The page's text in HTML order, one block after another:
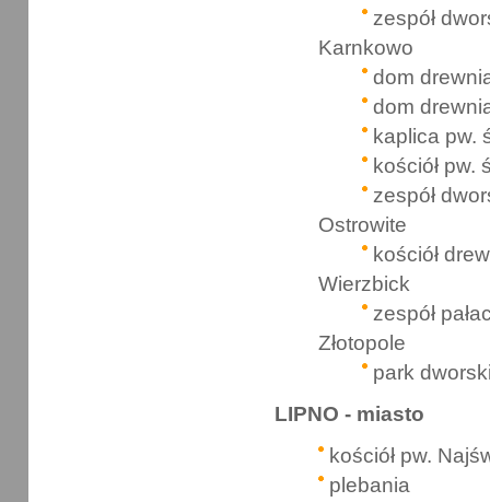
zespół
Karnkowo
dom
dom
kaplica pw.
kościół pw.
zespół
Ostrowite
kościół
Wierzbick
zespół
Złotopole
park
LIPNO - miasto
kościół pw.
plebania